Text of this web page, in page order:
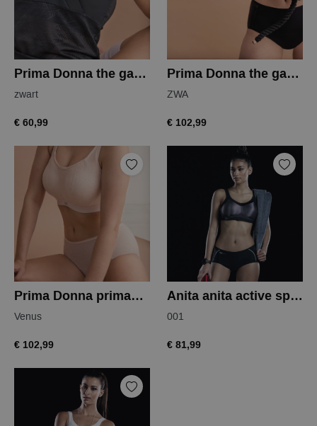
Prima Donna the game top
zwart
€ 60,99
Prima Donna the game sports bra padded
ZWA
€ 102,99
Prima Donna primadonna sport the gym bh
Venus
€ 102,99
Anita anita active sportbh
001
€ 81,99